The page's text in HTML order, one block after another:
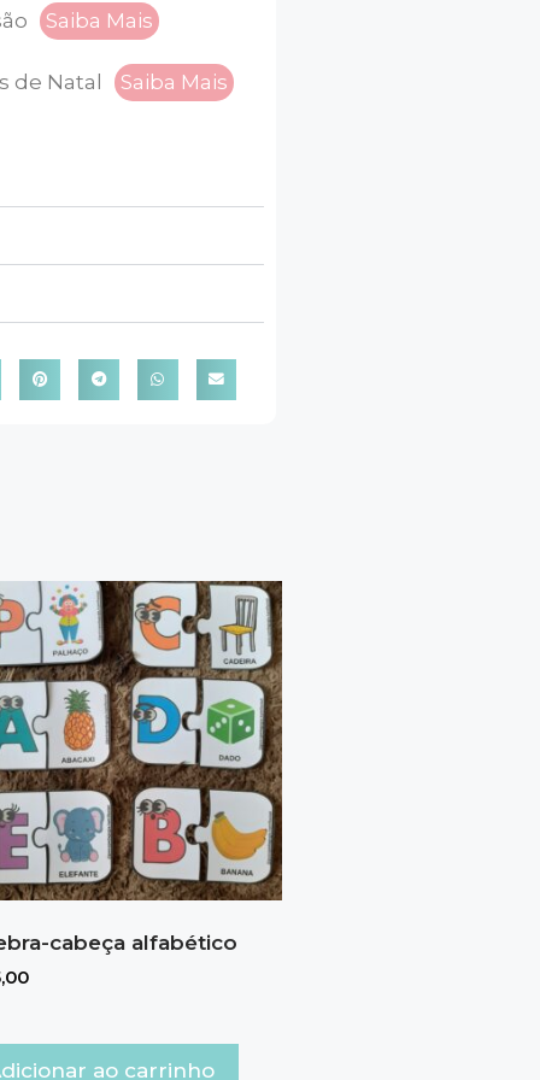
Saiba Mais
de Natal Saiba Mais
cabeça alfabético
ao carrinho